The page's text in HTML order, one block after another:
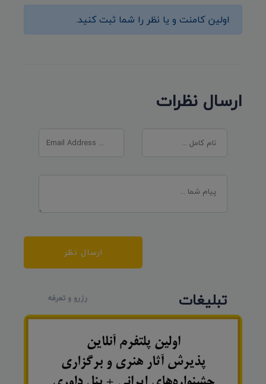
اولین کامنت و یا نظر را شما ثبت کنید.
ارسال نظرات
ارسال نظر
تبلیغات رزرو و تعرفه